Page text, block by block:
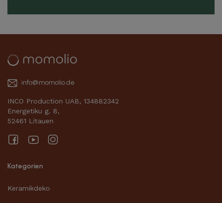
info@momolio.de
INCO Production UAB, 134882342
Energetiku g. 8,
52461 Litauen
FacebookYouTube
Kategorien
Keramikdeko